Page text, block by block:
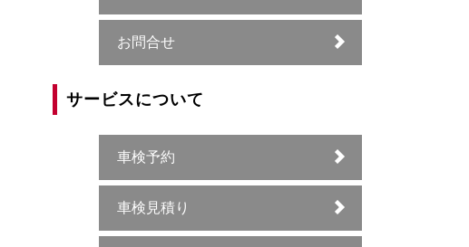
お問合せ
サービスについて
車検予約
車検見積り